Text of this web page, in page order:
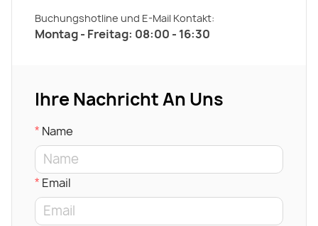
Buchungshotline und E-Mail Kontakt:
Montag - Freitag: 08:00 - 16:30
Ihre Nachricht An Uns
Name
Email